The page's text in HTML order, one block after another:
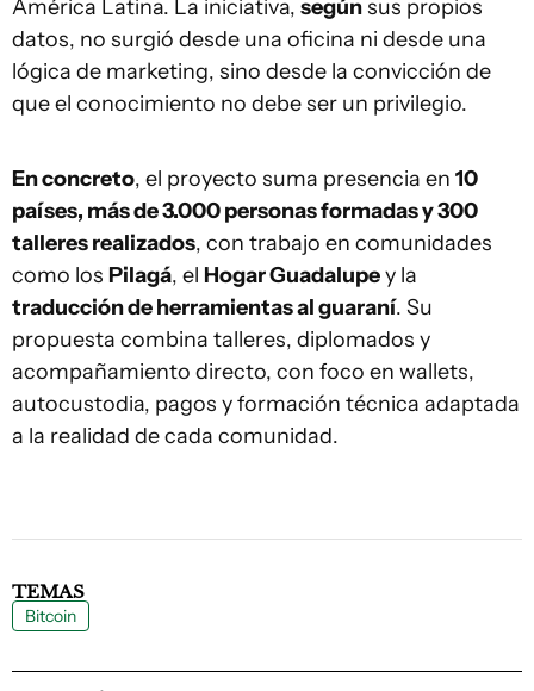
América Latina. La iniciativa, segúnsus propios
datos, no surgió desde una oficina ni desde una
lógica de marketing, sino desde la convicción de
que el conocimiento no debe ser un privilegio.
En concreto, el proyecto suma presencia en 10
países, más de 3.000 personas formadas y 300
talleres realizados, con trabajo en comunidades
como los Pilagá, el Hogar Guadalupey la
traducción de herramientas al guaraní. Su
propuesta combina talleres, diplomados y
acompañamiento directo, con foco en wallets,
autocustodia, pagos y formación técnica adaptada
a la realidad de cada comunidad.
TEMAS
Bitcoin